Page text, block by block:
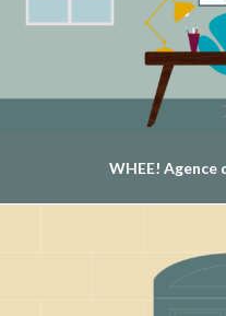
WHEE!